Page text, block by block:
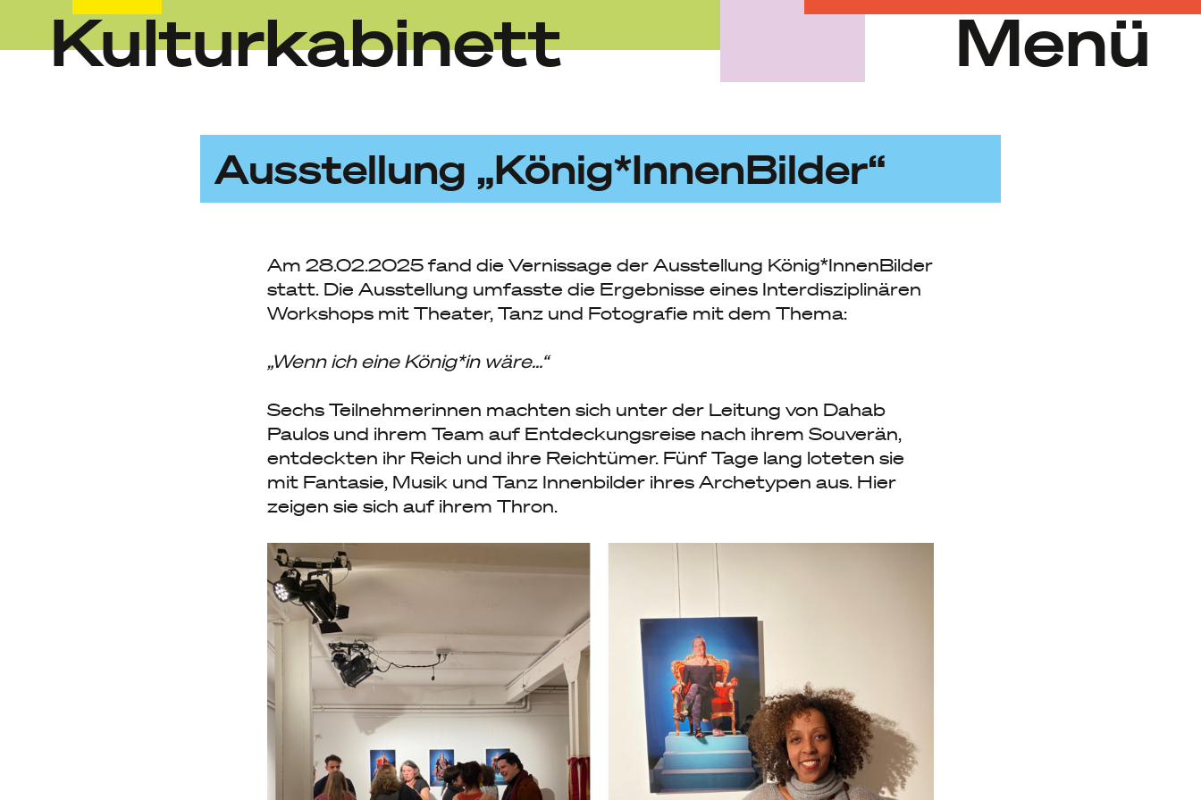
Kulturkabinett Menü
Ausstellung „König*InnenBilder“
Am 28.02.2025 fand die Vernissage der Ausstellung König*InnenBilder
statt. Die Ausstellung umfasste die Ergebnisse eines Interdisziplinären
Workshops mit Theater, Tanz und Fotografie mit dem Thema:
„Wenn ich eine König*in wäre…“
Sechs Teilnehmerinnen machten sich unter der Leitung von Dahab
Paulos und ihrem Team auf Entdeckungsreise nach ihrem Souverän,
entdeckten ihr Reich und ihre Reichtümer. Fünf Tage lang loteten sie
mit Fantasie, Musik und Tanz Innenbilder ihres Archetypen aus. Hier
zeigen sie sich auf ihrem Thron.